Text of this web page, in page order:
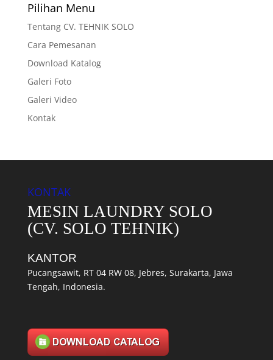
Pilihan Menu
Tentang CV. TEHNIK SOLO
Cara Pemesanan
Download Katalog
Galeri Foto
Galeri Video
Kontak
KONTAK
MESIN LAUNDRY SOLO
(CV. SOLO TEHNIK)
KANTOR
Pucangsawit, RT 04 RW 08, Jebres, Surakarta, Jawa
Tengah, Indonesia.